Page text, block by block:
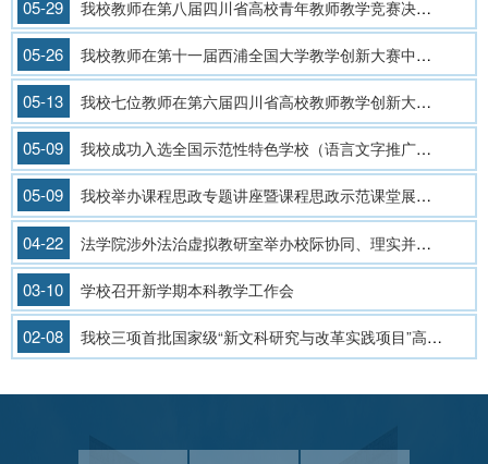
05-29 我校教师在第八届四川省高校青年教师教学竞赛决赛中斩获佳绩
05-26 我校教师在第十一届西浦全国大学教学创新大赛中取得佳绩
05-13 我校七位教师在第六届四川省高校教师教学创新大赛中获奖
05-09 我校成功入选全国示范性特色学校（语言文字推广应用类）创建名单
05-09 我校举办课程思政专题讲座暨课程思政示范课堂展示活动
04-22 法学院涉外法治虚拟教研室举办校际协同、理实并举教育教学研讨会
03-10 学校召开新学期本科教学工作会
02-08 我校三项首批国家级“新文科研究与改革实践项目”高质量结项